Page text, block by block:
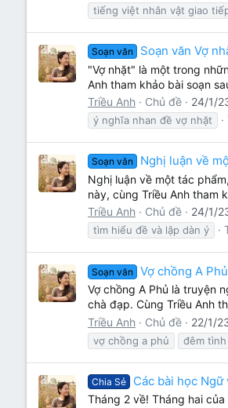
tiếng việt nhân vật giao
Soạn văn Soạn văn Vợ
"Vợ nhặt" là một trong
Anh tham khảo bài soạn
Triều Anh
Chủ đề 24/1/
ý nghĩa nhan đề vợ nhặt
Soạn văn Nghị luận về
Nghị luận về một tác
này, cùng Triều Anh tham
Triều Anh
Chủ đề 24/1/
tìm hiểu đề và lập dàn ý
Soạn văn Vợ chồng A
Vợ chồng A Phủ là truyện
chà đạp. Cùng Triều Anh
Triều Anh
Chủ đề 22/1/
vợ chồng a phủ
đêm tình
Chia Sẻ Các bài học
Tháng 2 về! Tháng hai